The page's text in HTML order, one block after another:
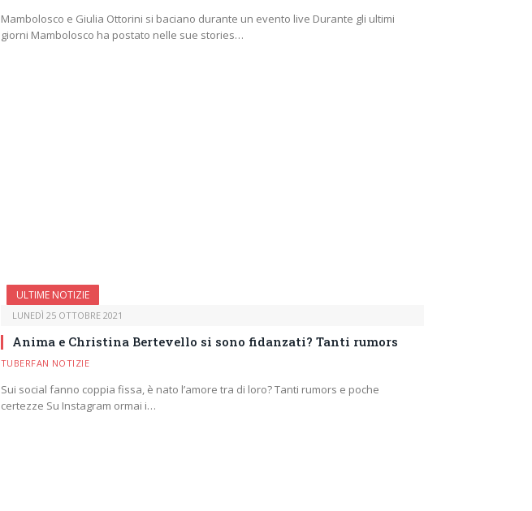
Mambolosco e Giulia Ottorini si baciano durante un evento live Durante gli ultimi
giorni Mambolosco ha postato nelle sue stories…
ULTIME NOTIZIE
LUNEDÌ 25 OTTOBRE 2021
Anima e Christina Bertevello si sono fidanzati? Tanti rumors
TUBERFAN NOTIZIE
Sui social fanno coppia fissa, è nato l’amore tra di loro? Tanti rumors e poche
certezze Su Instagram ormai i…